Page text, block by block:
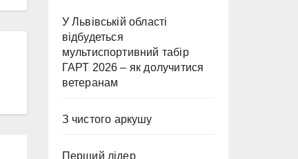
У Львівській області
відбудеться
мультиспортивний табір
ГАРТ 2026 – як долучитися
ветеранам
З чистого аркушу
Перший лідер